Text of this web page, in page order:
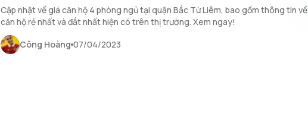
Cập nhật về giá căn hộ 4 phòng ngủ tại quận Bắc Từ Liêm, bao gồm thông tin về
căn hộ rẻ nhất và đắt nhất hiện có trên thị trường. Xem ngay!
Công Hoàng 07/04/2023